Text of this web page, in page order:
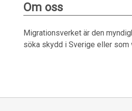
Om oss
Migrationsverket är den
söka skydd i Sverige eller